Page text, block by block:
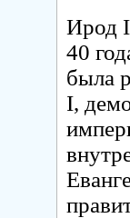
Ирод
40
была
I,